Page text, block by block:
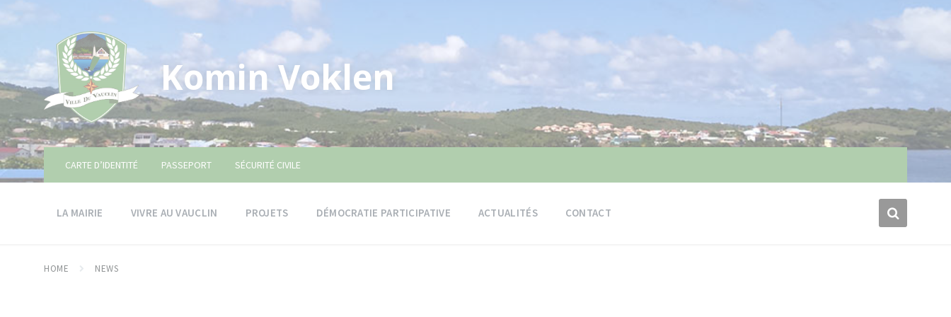
Komin Voklen
CARTE D’IDENTITÉ PASSEPORT SÉCURITÉ CIVILE
LA MAIRIE VIVRE AU VAUCLIN PROJETS DÉMOCRATIE PARTICIPATIVE ACTUALITÉS CONTACT
HOME NEWS